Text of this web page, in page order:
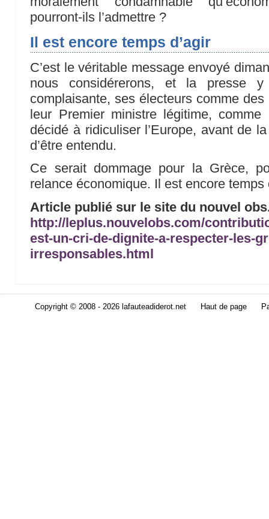
pourront-ils l’admettre ?
Il est encore temps d’agir
C’est le véritable message envoyé
nous considérerons, et la presse
complaisante, ses électeurs comme
leur Premier ministre légitime, comme
décidé à ridiculiser l’Europe, avant de
d’être entendu.
Ce serait dommage pour la Grèce,
relance économique. Il est encore
Article publié sur le site du nouvel
http://leplus.nouvelobs.com/
est-un-cri-de-dignite-a-respecter-les-
irresponsables.html
Copyright © 2008 - 2026 lafauteadiderot.net Haut de page